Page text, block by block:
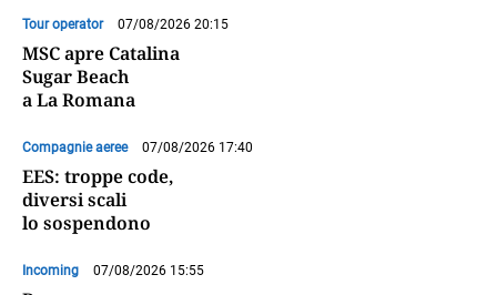
Tour operator 07/08/2026 20:15
MSC apre Catalina
Sugar Beach
a La Romana
Compagnie aeree 07/08/2026 17:40
EES: troppe code,
diversi scali
lo sospendono
Incoming 07/08/2026 15:55